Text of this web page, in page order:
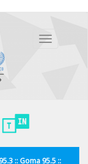
Toggle
:: Goma 95.5 ::